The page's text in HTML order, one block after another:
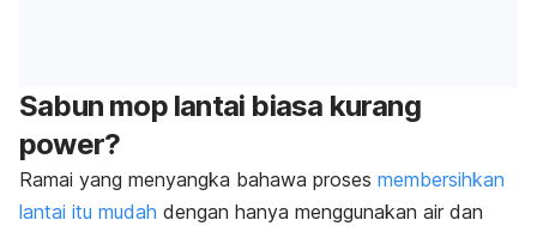
Sabun mop lantai biasa kurang
power?
Ramai yang menyangka bahawa proses membersihkan
lantai itu mudah dengan hanya menggunakan air dan